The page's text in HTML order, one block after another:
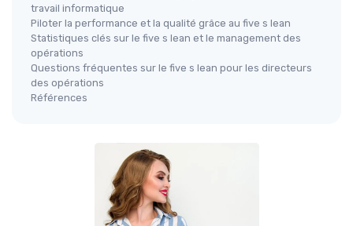
travail informatique
Piloter la performance et la qualité grâce au five s lean
Statistiques clés sur le five s lean et le management des
opérations
Questions fréquentes sur le five s lean pour les directeurs
des opérations
Références